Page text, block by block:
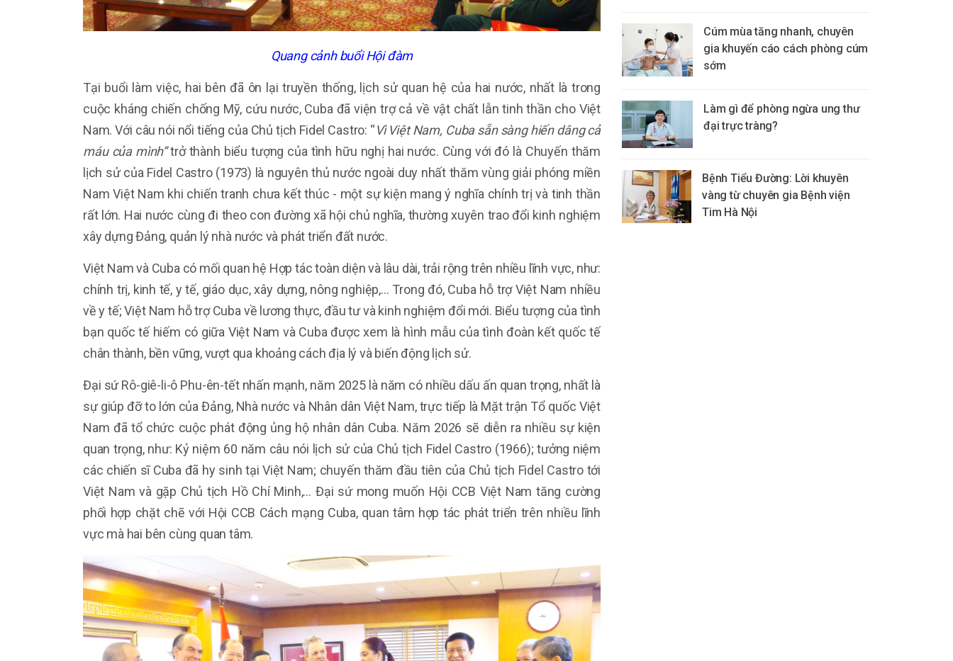
Quang cảnh buổi Hội đàm
Tại buổi làm việc, hai bên đã ôn lại truyền thống, lịch sử quan hệ của hai nước, nhất là trong
cuộc kháng chiến chống Mỹ, cứu nước, Cuba đã viện trợ cả về vật chất lẫn tinh thần cho Việt
Nam. Với câu nói nổi tiếng của Chủ tịch Fidel Castro: “Vì Việt Nam, Cuba sẵn sàng hiến dâng cả
máu của mình”trở thành biểu tượng của tình hữu nghị hai nước. Cùng với đó là Chuyến thăm
lịch sử của Fidel Castro (1973) là nguyên thủ nước ngoài duy nhất thăm vùng giải phóng miền
Nam Việt Nam khi chiến tranh chưa kết thúc - một sự kiện mang ý nghĩa chính trị và tinh thần
rất lớn. Hai nước cùng đi theo con đường xã hội chủ nghĩa, thường xuyên trao đổi kinh nghiệm
xây dựng Đảng, quản lý nhà nước và phát triển đất nước.
Việt Nam và Cuba có mối quan hệ Hợp tác toàn diện và lâu dài, trải rộng trên nhiều lĩnh vực, như:
chính trị, kinh tế, y tế, giáo dục, xây dựng, nông nghiệp,… Trong đó, Cuba hỗ trợ Việt Nam nhiều
về y tế; Việt Nam hỗ trợ Cuba về lương thực, đầu tư và kinh nghiệm đổi mới. Biểu tượng của tình
bạn quốc tế hiếm có giữa Việt Nam và Cuba được xem là hình mẫu của tình đoàn kết quốc tế
chân thành, bền vững, vượt qua khoảng cách địa lý và biến động lịch sử.
Đại sứ Rô-giê-li-ô Phu-ên-tết nhấn mạnh, năm 2025 là năm có nhiều dấu ấn quan trọng, nhất là
sự giúp đỡ to lớn của Đảng, Nhà nước và Nhân dân Việt Nam, trực tiếp là Mặt trận Tổ quốc Việt
Nam đã tổ chức cuộc phát động ủng hộ nhân dân Cuba. Năm 2026 sẽ diễn ra nhiều sự kiện
quan trọng, như: Kỷ niệm 60 năm câu nói lịch sử của Chủ tịch Fidel Castro (1966); tưởng niệm
các chiến sĩ Cuba đã hy sinh tại Việt Nam; chuyến thăm đầu tiên của Chủ tịch Fidel Castro tới
Việt Nam và gặp Chủ tịch Hồ Chí Minh,… Đại sứ mong muốn Hội CCB Việt Nam tăng cường
phối hợp chặt chẽ với Hội CCB Cách mạng Cuba, quan tâm hợp tác phát triển trên nhiều lĩnh
vực mà hai bên cùng quan tâm.
Cúm mùa tăng nhanh, chuyên
gia khuyến cáo cách phòng cúm
sớm
Làm gì để phòng ngừa ung thư
đại trực tràng?
Bệnh Tiểu Đường: Lời khuyên
vàng từ chuyên gia Bệnh viện
Tim Hà Nội